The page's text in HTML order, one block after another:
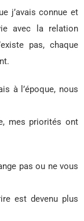
j’avais connue et
avec la relation
pas, chaque
à l’époque, nous
mes priorités ont
pas ou ne vous
est devenu plus